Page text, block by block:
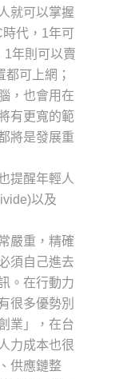
就可以掌握
時代，1年可
1年則可以賣
可上網；
， 也會用在
有更寬的範
將是發展重
提醒年輕人
以及
嚴重，精確
須自己進去
。在行動力
很多優勢別
業」
，在台
力成本也很
供應鏈整